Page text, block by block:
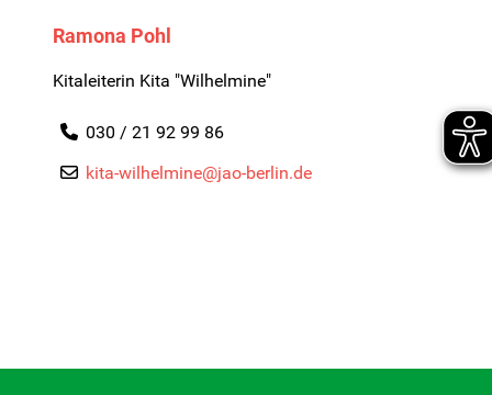
Ramona Pohl
Kitaleiterin Kita "Wilhelmine"
030 / 21 92 99 86
kita-wilhelmine@jao-berlin.de